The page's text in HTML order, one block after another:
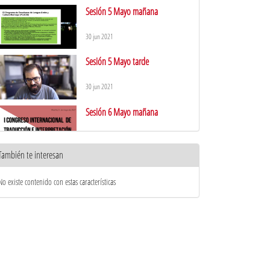
Sesión 5 Mayo mañana
30 jun 2021
Sesión 5 Mayo tarde
30 jun 2021
Sesión 6 Mayo mañana
30 jun 2021
te interesan
existe contenido con estas características